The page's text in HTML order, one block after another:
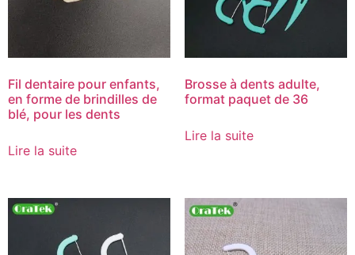
Fil dentaire pour enfants,
en forme de brindilles de
blé, pour les dents
Lire la suite
Brosse à dents adulte,
format paquet de 36
Lire la suite